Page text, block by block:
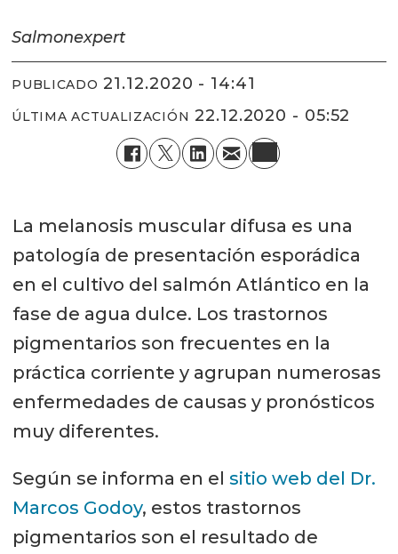
Salmonexpert
PUBLICADO 21.12.2020 - 14:41
ÚLTIMA ACTUALIZACIÓN 22.12.2020 - 05:52
La melanosis muscular difusa es una
patología de presentación esporádica
en el cultivo del salmón Atlántico en la
fase de agua dulce. Los trastornos
pigmentarios son frecuentes en la
práctica corriente y agrupan numerosas
enfermedades de causas y pronósticos
muy diferentes.
Según se informa en el sitio web del Dr.
Marcos Godoy, estos trastornos
pigmentarios son el resultado de